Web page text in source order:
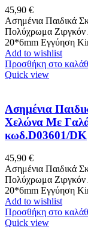
45,90 €
Ασημένια Παιδικά
Πολύχρωμα Ζιργκόν
20*6mm Εγγύηση
Add to wishlist
Προσθήκη στο
Quick view
Ασημένια
Χελώνα Με
κωδ.D03601/DK
45,90 €
Ασημένια Παιδικά
Πολύχρωμα Ζιργκόν
20*6mm Εγγύηση
Add to wishlist
Προσθήκη στο
Quick view